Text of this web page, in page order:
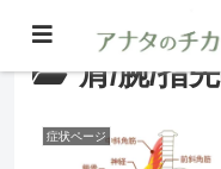
肩/腕/指
症状ページ